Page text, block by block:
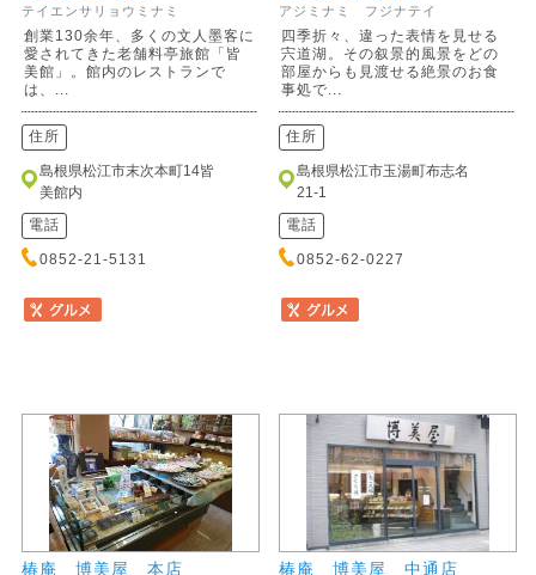
テイエンサリョウミナミ
創業130余年、多くの文人墨客に
愛されてきた老舗料亭旅館「皆
美館」。館内のレストランで
は、...
住所
島根県松江市末次本町14皆
美館内
電話
0852-21-5131
アジミナミ フジナテイ
四季折々、違った表情を見せる
宍道湖。その叙景的風景をどの
部屋からも見渡せる絶景のお食
事処で...
住所
島根県松江市玉湯町布志名
21-1
電話
0852-62-0227
椿庵 博美屋 本店 椿庵 博美屋 中通店